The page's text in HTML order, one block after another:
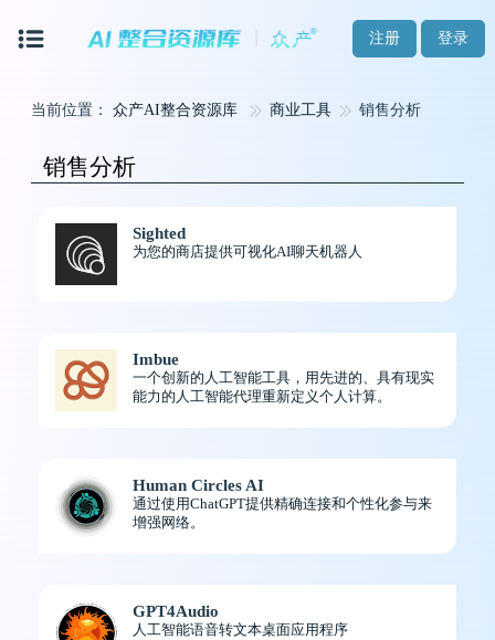
注册 登录
当前位置： 众产AI整合资源库 商业工具 销售分析
销售分析
Sighted
为您的商店提供可视化AI聊天机器人
Imbue
一个创新的人工智能工具，用先进的、具有现实
能力的人工智能代理重新定义个人计算。
Human Circles AI
通过使用ChatGPT提供精确连接和个性化参与来
增强网络。
GPT4Audio
人工智能语音转文本桌面应用程序